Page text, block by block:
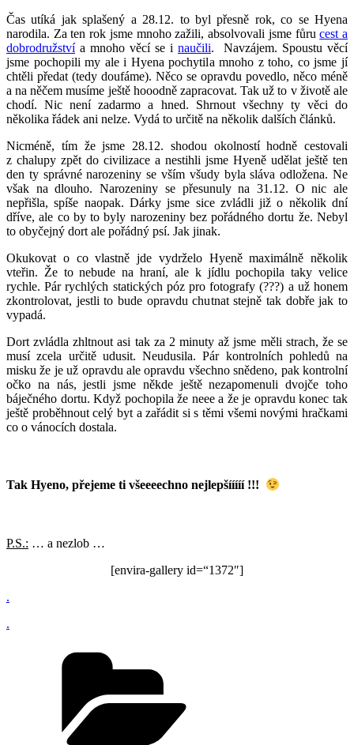
Čas utíká jak splašený a 28.12. to byl přesně rok, co se Hyena
narodila. Za ten rok jsme mnoho zažili, absolvovali jsme fůrucest a
dobrodružstvía mnoho věcí se i naučili. Navzájem. Spoustu věcí
jsme pochopili my ale i Hyena pochytila mnoho z toho, co jsme jí
chtěli předat (tedy doufáme). Něco se opravdu povedlo, něco méně
a na něčem musíme ještě hooodně zapracovat. Tak už to v životě ale
chodí. Nic není zadarmo a hned. Shrnout všechny ty věci do
několika řádek ani nelze. Vydá to určitě na několik dalších článků.
Nicméně, tím že jsme 28.12. shodou okolností hodně cestovali
z chalupy zpět do civilizace a nestihli jsme Hyeně udělat ještě ten
den ty správné narozeniny se vším všudy byla sláva odložena. Ne
však na dlouho. Narozeniny se přesunuly na 31.12. O nic ale
nepřišla, spíše naopak. Dárky jsme sice zvládli již o několik dní
dříve, ale co by to byly narozeniny bez pořádného dortu že. Nebyl
to obyčejný dort ale pořádný psí. Jak jinak.
Okukovat o co vlastně jde vydrželo Hyeně maximálně několik
vteřin. Že to nebude na hraní, ale k jídlu pochopila taky velice
rychle. Pár rychlých statických póz pro fotografy (???) a už honem
zkontrolovat, jestli to bude opravdu chutnat stejně tak dobře jak to
vypadá.
Dort zvládla zhltnout asi tak za 2 minuty až jsme měli strach, že se
musí zcela určitě udusit. Neudusila. Pár kontrolních pohledů na
misku že je už opravdu ale opravdu všechno snědeno, pak kontrolní
očko na nás, jestli jsme někde ještě nezapomenuli dvojče toho
báječného dortu. Když pochopila že neee a že je opravdu konec tak
ještě proběhnout celý byt a zařádit si s těmi všemi novými hračkami
co o vánocích dostala.
Tak Hyeno, přejeme ti všeeeechno nejlepšííííí !!!
P.S.: … a nezlob …
[envira-gallery id=“1372″]
.
.